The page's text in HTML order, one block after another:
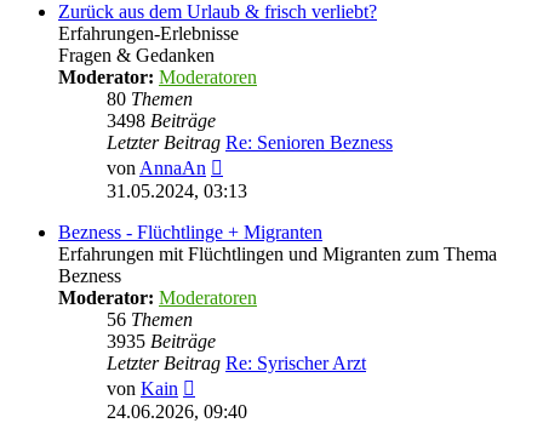
Zurück aus dem Urlaub & frisch verliebt?
Erfahrungen-Erlebnisse
Fragen & Gedanken
Moderator: Moderatoren
80 Themen
3498 Beiträge
Letzter Beitrag Re: Senioren Bezness
von AnnaAn
Beitrag
31.05.2024, 03:13
Bezness - Flüchtlinge + Migranten
Erfahrungen mit Flüchtlingen und Migranten zum Thema
Bezness
Moderator: Moderatoren
56 Themen
3935 Beiträge
Letzter Beitrag Re: Syrischer Arzt
von Kain
Beitrag
24.06.2026, 09:40